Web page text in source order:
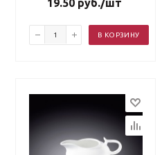
19.50 руб./шт
В КОРЗИНУ